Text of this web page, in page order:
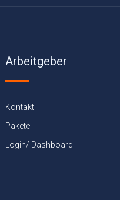
Arbeitgeber
Kontakt
Pakete
Login/ Dashboard